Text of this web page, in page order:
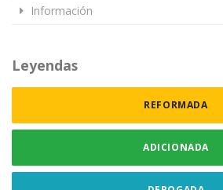
Información
Leyendas
REFORMADA
ADICIONADA